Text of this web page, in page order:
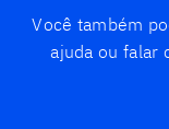
Você também
ajuda ou falar